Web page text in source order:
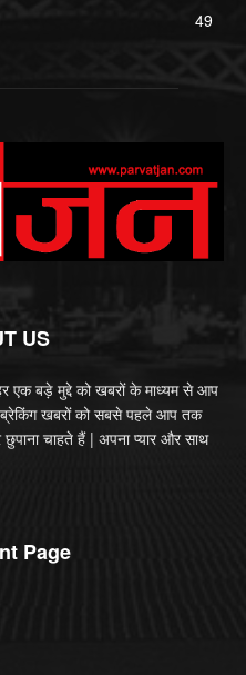
49
US
एक बड़े मुद्दे को खबरों के माध्यम से आप
खबरों को सबसे पहले आप तक
छुपाना चाहते हैं | अपना प्यार और साथ
Page